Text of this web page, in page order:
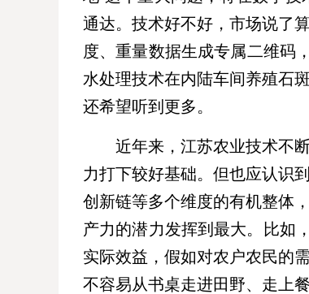
通达。技术好不好，市场说了
度、重量数据生成专属二维码
水处理技术在内陆车间养殖石
还希望听到更多。
近年来，江苏农业技术不
力打下较好基础。但也应认识
创新链等多个维度的有机整体
产力的潜力发挥到最大。比如
实际效益，假如对农户农民的
不容易从书桌走进田野、走上